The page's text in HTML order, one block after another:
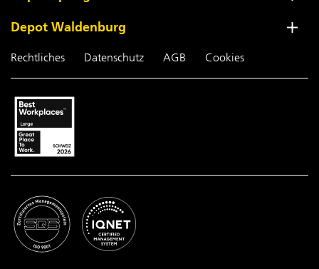
Depot Waldenburg
Rechtliches Datenschutz AGB Cookies